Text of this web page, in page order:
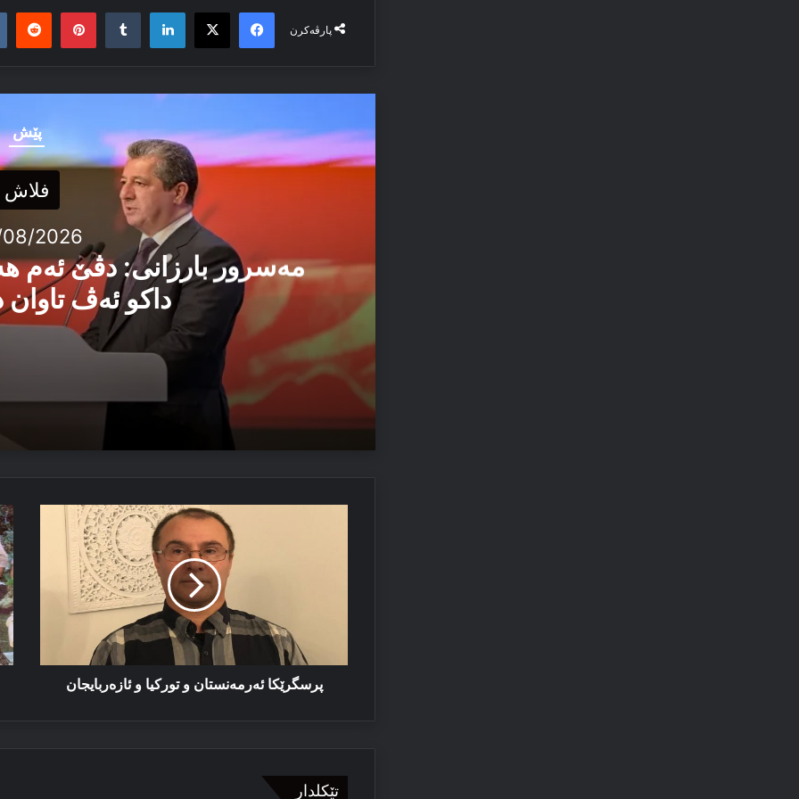
پارڤەکرن
Facebook
X
LinkedIn
Tumblr
پێش
فلاش
2026
مەسرور بارزانی: دڤێ ئەم
داکو ئەڤ تاوان
04/08/2026
مەسرور بارزانی: دڤێ ئەم هەموو ب هەڤ را کاربکن
ئێزدیۆ رابە ژ خەوێپرسگرێكا
پرسگرێكا ئەرمەنستان و تورکیا و ئازەربایجان
تێکلدار